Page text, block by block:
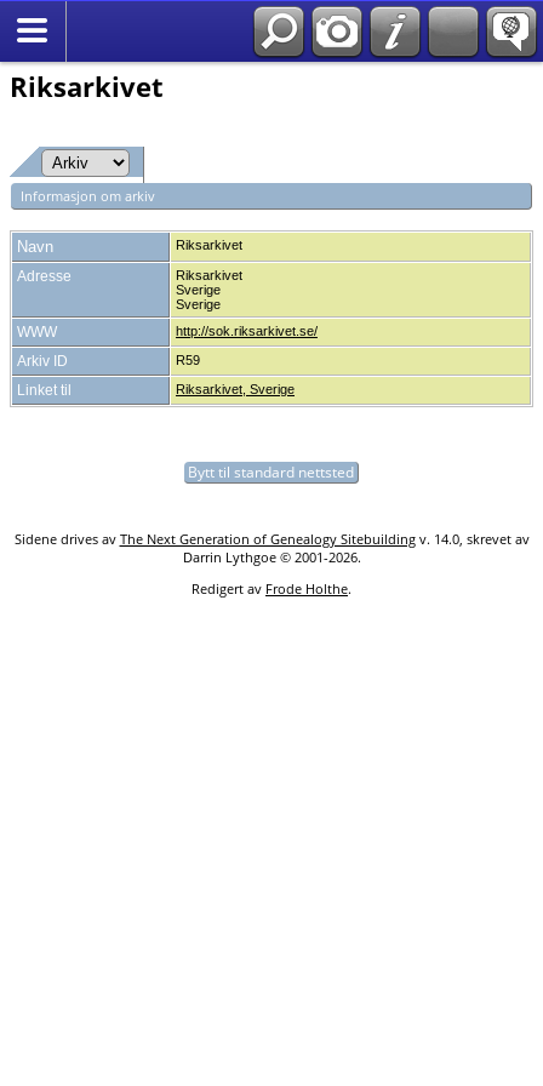
Riksarkivet
Informasjon om arkiv
Navn Riksarkivet
Adresse
Riksarkivet
Sverige
Sverige
WWW http://sok.riksarkivet.se/
Arkiv ID R59
Linket til Riksarkivet, Sverige
Bytt til standard nettsted
Sidene drives av The Next Generation of Genealogy Sitebuildingv. 14.0, skrevet av
Darrin Lythgoe © 2001-2026.
Redigert av Frode Holthe.